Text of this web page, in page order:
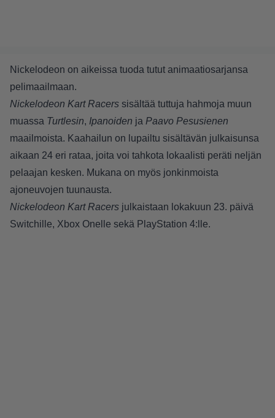
Nickelodeon on aikeissa tuoda tutut animaatiosarjansa
pelimaailmaan.
Nickelodeon Kart Racers sisältää tuttuja hahmoja muun
muassa Turtlesin, Ipanoiden ja Paavo Pesusienen
maailmoista. Kaahailun on lupailtu sisältävän julkaisunsa
aikaan 24 eri rataa, joita voi tahkota lokaalisti peräti neljän
pelaajan kesken. Mukana on myös jonkinmoista
ajoneuvojen tuunausta.
Nickelodeon Kart Racers julkaistaan lokakuun 23. päivä
Switchille, Xbox Onelle sekä PlayStation 4:lle.